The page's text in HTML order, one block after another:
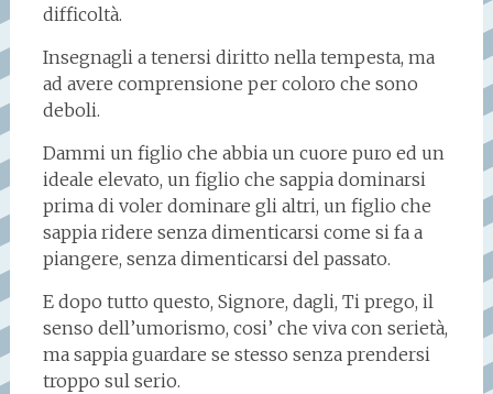
difficoltà.
Insegnagli a tenersi diritto nella tempesta, ma
ad avere comprensione per coloro che sono
deboli.
Dammi un figlio che abbia un cuore puro ed un
ideale elevato, un figlio che sappia dominarsi
prima di voler dominare gli altri, un figlio che
sappia ridere senza dimenticarsi come si fa a
piangere, senza dimenticarsi del passato.
E dopo tutto questo, Signore, dagli, Ti prego, il
senso dell’umorismo, cosi’ che viva con serietà,
ma sappia guardare se stesso senza prendersi
troppo sul serio.